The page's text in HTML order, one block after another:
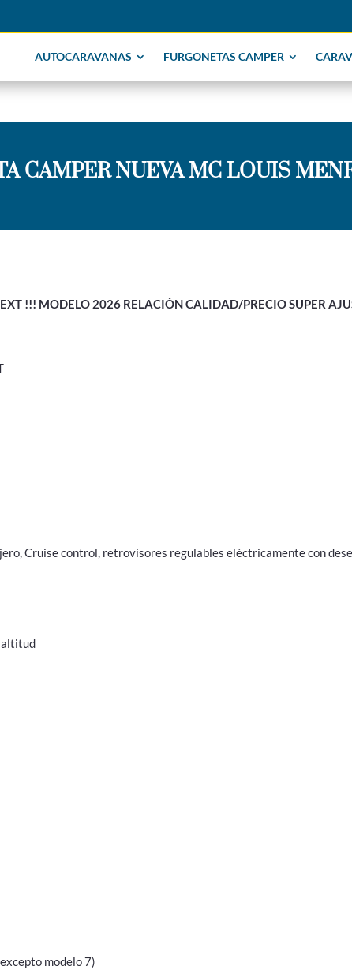
AUTOCARAVANAS FURGONETAS CAMPER
CAMPER NUEVA MC LOUIS
!!! MODELO 2026 RELACIÓN CALIDAD/PRECIO SUPER
Cruise control, retrovisores regulables eléctricamente con
altitud
modelo 7)